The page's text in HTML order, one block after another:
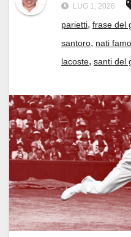
LUG 1, 2026
parietti, frase del
santoro, nati
lacoste, santi del